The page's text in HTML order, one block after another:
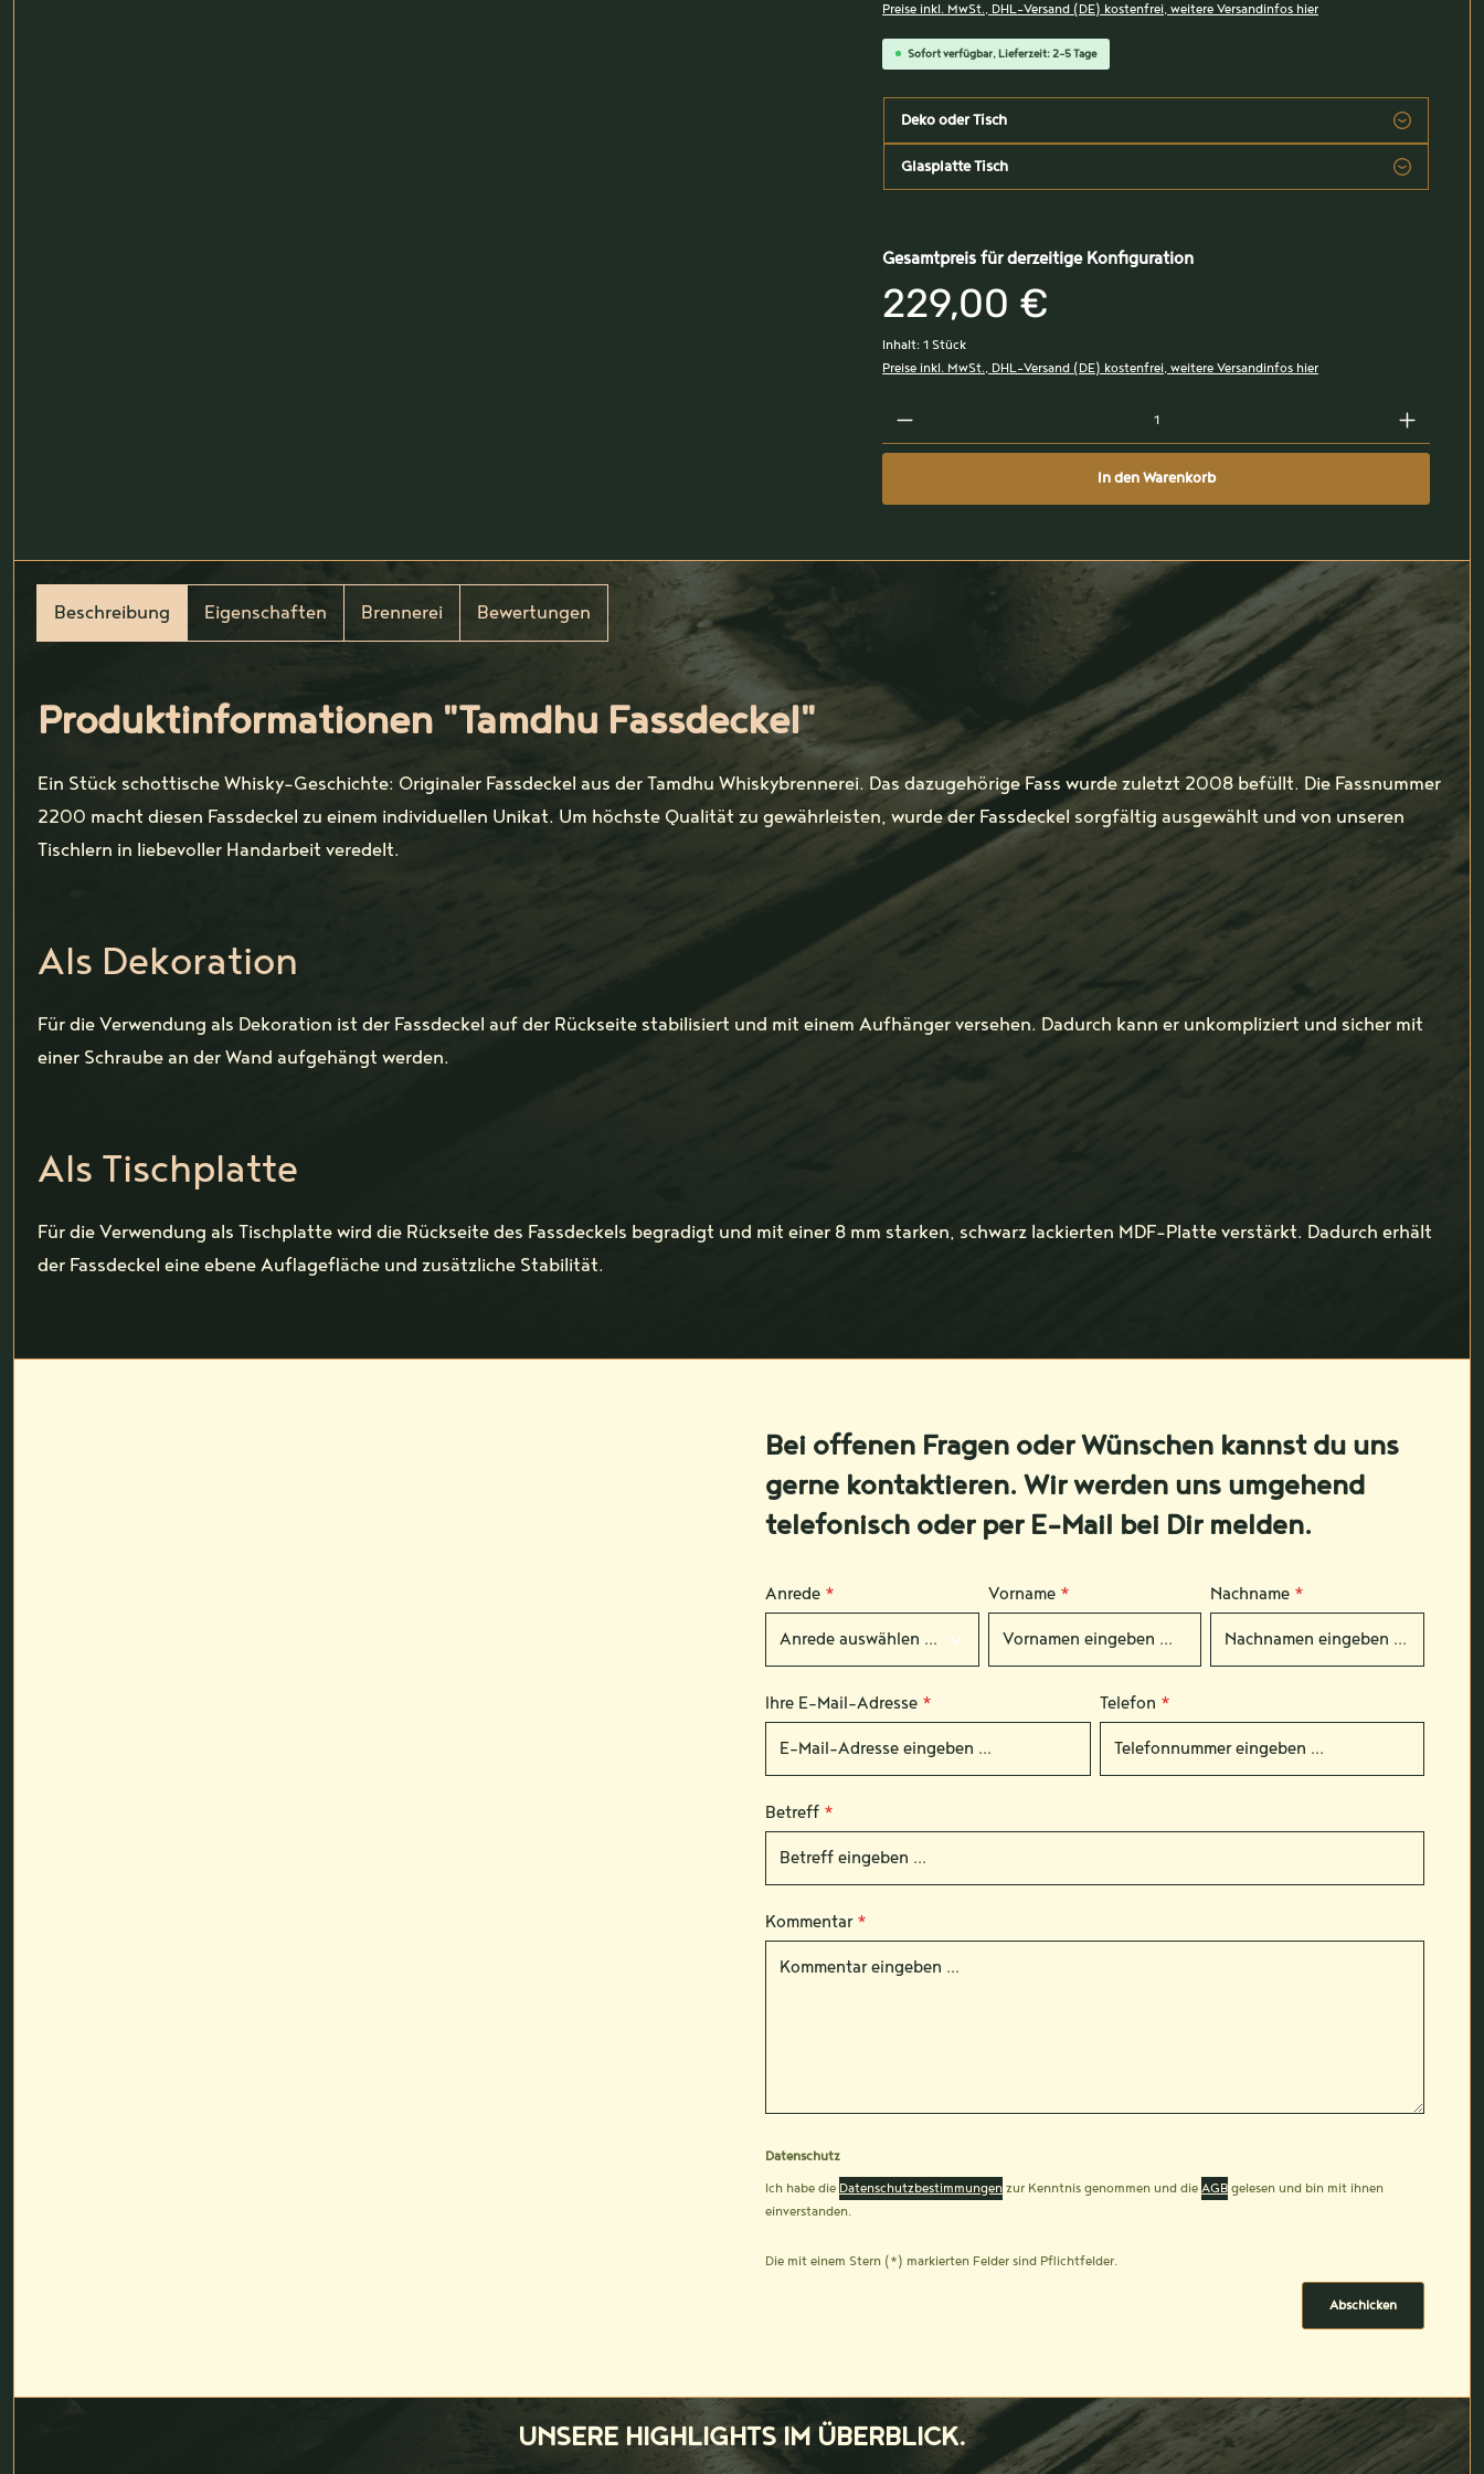
Preise inkl. MwSt., DHL-Versand (DE) kostenfrei, weitere Versandinfos hier
Sofort verfügbar, Lieferzeit: 2-5 Tage
Deko oder Tisch
Glasplatte Tisch
Gesamtpreis für derzeitige Konfiguration
229,00 €
Inhalt:1 Stück
Preise inkl. MwSt., DHL-Versand (DE) kostenfrei, weitere Versandinfos hier
In den Warenkorb
Beschreibung Eigenschaften Brennerei Bewertungen
Produktinformationen "Tamdhu Fassdeckel"
Ein Stück schottische Whisky-Geschichte: Originaler Fassdeckel aus der Tamdhu Whiskybrennerei. Das dazugehörige Fass wurde zuletzt 2008 befüllt. Die Fassnummer
2200 macht diesen Fassdeckel zu einem individuellen Unikat. Um höchste Qualität zu gewährleisten, wurde der Fassdeckel sorgfältig ausgewählt und von unseren
Tischlern in liebevoller Handarbeit veredelt.
Als Dekoration
Für die Verwendung als Dekoration ist der Fassdeckel auf der Rückseite stabilisiert und mit einem Aufhänger versehen. Dadurch kann er unkompliziert und sicher mit
einer Schraube an der Wand aufgehängt werden.
Als Tischplatte
Für die Verwendung als Tischplatte wird die Rückseite des Fassdeckels begradigt und mit einer 8 mm starken, schwarz lackierten MDF-Platte verstärkt. Dadurch erhält
der Fassdeckel eine ebene Auflagefläche und zusätzliche Stabilität.
Bei offenen Fragen oder Wünschen kannst du uns
gerne kontaktieren. Wir werden uns umgehend
telefonisch oder per E-Mail bei Dir melden.
Anrede * Vorname * Nachname *
Ihre E-Mail-Adresse * Telefon *
Betreff *
Kommentar *
Datenschutz
Ich habe die Datenschutzbestimmungen zur Kenntnis genommen und die AGB gelesen und bin mit ihnen
einverstanden.
Die mit einem Stern (*) markierten Felder sind Pflichtfelder.
Abschicken
UNSERE HIGHLIGHTS IM ÜBERBLICK.